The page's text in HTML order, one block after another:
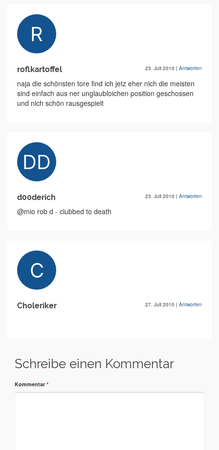
roflkartoffel 23. Juli 2010 | Antworten
naja die schönsten tore find ich jetz eher nich die meisten
sind einfach aus ner unglaubloichen position geschossen
und nich schön rausgespielt
d00derich 23. Juli 2010 | Antworten
@mio rob d - clubbed to death
Choleriker 27. Juli 2010 | Antworten
Schreibe einen Kommentar
Kommentar *